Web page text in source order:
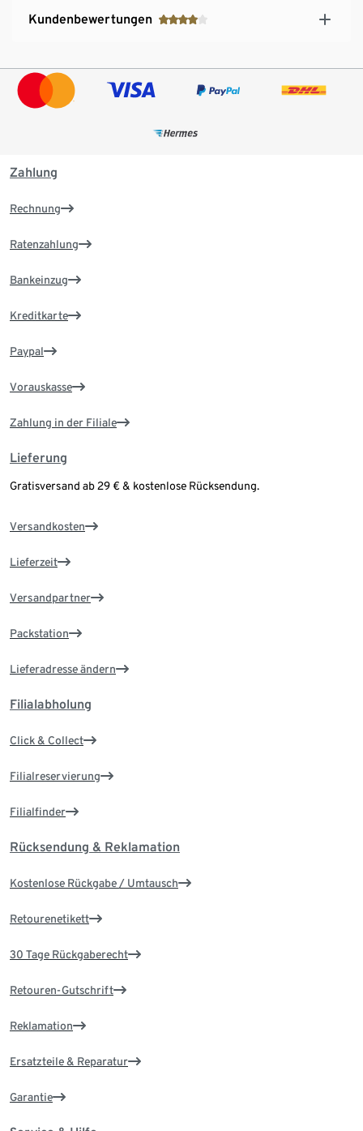
Kundenbewertungen
Zahlung
Rechnung
Ratenzahlung
Bankeinzug
Kreditkarte
Paypal
Vorauskasse
Zahlung in der Filiale
Lieferung
Gratisversand ab 29 € & kostenlose Rücksendung.
Versandkosten
Lieferzeit
Versandpartner
Packstation
Lieferadresse ändern
Filialabholung
Click & Collect
Filialreservierung
Filialfinder
Rücksendung & Reklamation
Kostenlose Rückgabe / Umtausch
Retourenetikett
30 Tage Rückgaberecht
Retouren-Gutschrift
Reklamation
Ersatzteile & Reparatur
Garantie